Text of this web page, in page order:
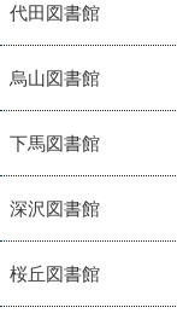
代田図書館
烏山図書館
下馬図書館
深沢図書館
桜丘図書館